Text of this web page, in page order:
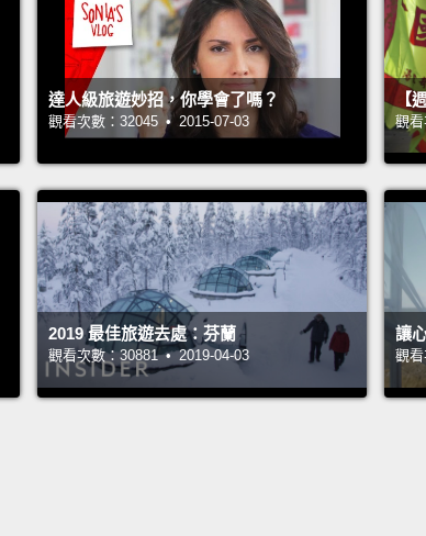
色；今天，我要找尋一
是倒影。我是攝影中倒
個地方。如果我能找到
那激發出我下一張照片
Here we have a
taken with the
reflection of the
and that was really my
day in D.C., so lots of
captured in reflections
or even
達人級旅遊妙招，你學會了嗎？
觀看次數：32045 • 2015-07-03
【
觀
2019 最佳旅遊去處：芬蘭
觀看次數：30881 • 2019-04-03
讓
觀